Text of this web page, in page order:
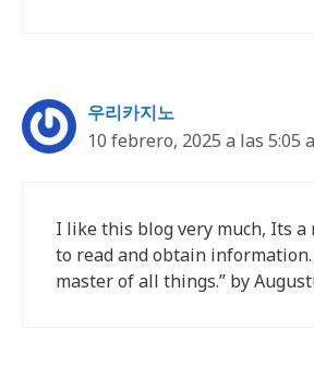
우리카지노
10 febrero, 2025 a las 5:05
I like this blog very much, Its
to read and obtain information.
master of all things.” by